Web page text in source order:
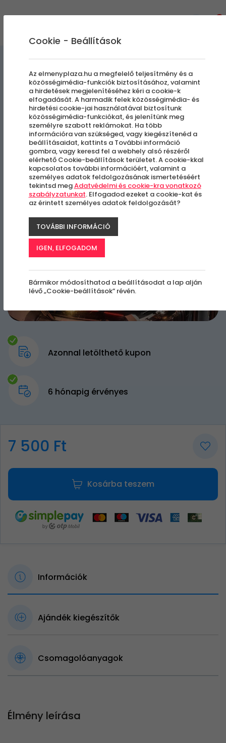
élménycsomagok
Sörkóstolóval Egybekötött
Főzdetúra
Budapest, IV. kerület
Azonnal letölthető kupon
6 hónapig érvényes
7 500 Ft
Kosárba teszem
Információk
Ajándék kiegészítők
Csomagolóanyagok
Élmény leírása
Cookie - Beállítások
Az elmenyplaza.hu a megfelelő teljesítmény és a
közösségimédia-funkciók biztosításához, valamint
a hirdetések megjelenítéséhez kéri a cookie-k
elfogadását. A harmadik felek közösségimédia- és
hirdetési cookie-jai használatával biztosítunk
közösségimédia-funkciókat, és jelenítünk meg
személyre szabott reklámokat. Ha több
információra van szükséged, vagy kiegészítenéd a
beállításaidat, kattints a További információ
gombra, vagy keresd fel a webhely alsó részéről
elérhető Cookie-beállítások területet. A cookie-kkal
kapcsolatos további információért, valamint a
személyes adatok feldolgozásának ismertetéséért
tekintsd megAdatvédelmi és cookie-kra vonatkozó
szabályzatunkat. Elfogadod ezeket a cookie-kat és
az érintett személyes adatok feldolgozását?
TOVÁBBI INFORMÁCIÓ
IGEN, ELFOGADOM
Bármikor módosíthatod a beállításodat a lap alján
lévő „Cookie-beállítások” révén.